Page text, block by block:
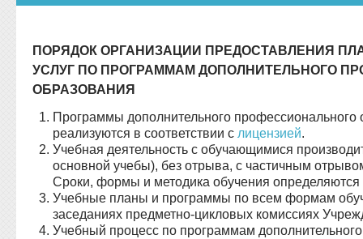
ПОРЯДОК ОРГАНИЗАЦИИ ПРЕДОСТАВЛЕНИЯ
УСЛУГ ПО ПРОГРАММАМ ДОПОЛНИТЕЛЬНОГО
ОБРАЗОВАНИЯ
Программы дополнительного
реализуются в соответствии с лицензией.
Учебная деятельность с обучающимися
основной учебы), без отрыва, с частичным
Сроки, формы и методика обучения
Учебные планы и программы по всем формам
заседаниях предметно-цикловых комиссиях
Учебный процесс по программам